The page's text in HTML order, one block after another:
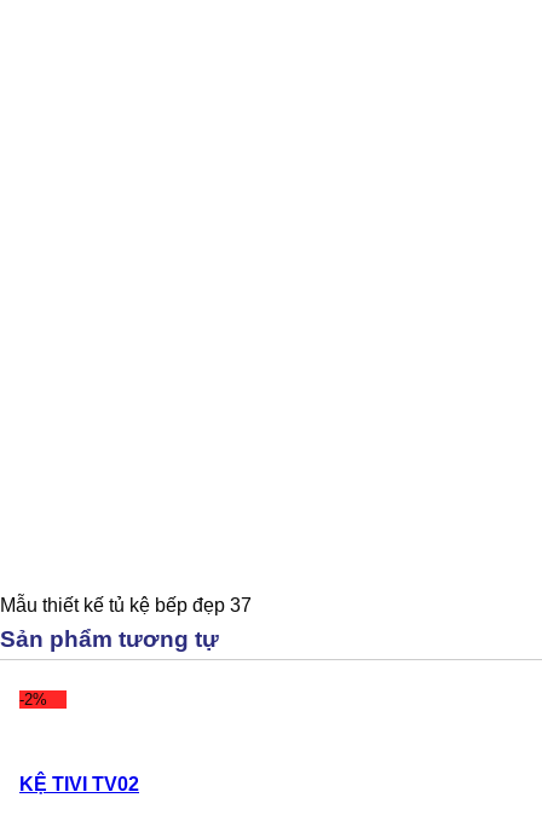
Mẫu thiết kế tủ kệ bếp đẹp 37
Sản phẩm tương tự
-2%
KỆ TIVI TV02